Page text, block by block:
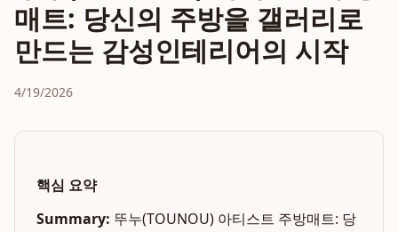
매트: 당신의 주방을 갤러리로
만드는 감성인테리어의 시작
4/19/2026
핵심 요약
Summary: 뚜누(TOUNOU) 아티스트 주방매트: 당